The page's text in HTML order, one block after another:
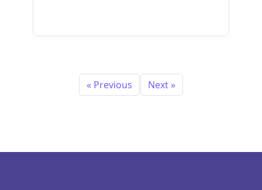
« Previous Next »